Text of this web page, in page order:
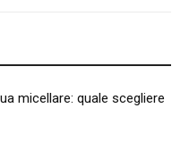
micellare: quale scegliere